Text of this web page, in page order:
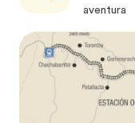
aventura